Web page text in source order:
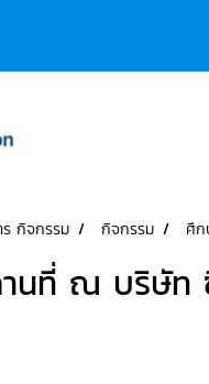
ร กิจกรรม กิจกรรม ศึก
นที่ ณ บริษัท